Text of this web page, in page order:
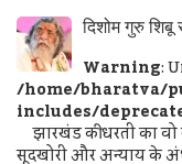
दिशोम गुरु
Warning:
/home/bharatva/
includes/
झारखंड की धरती का
सूदखोरी और अन्याय के